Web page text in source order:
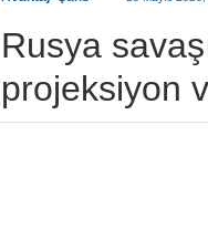
Rusya
projeksiyon